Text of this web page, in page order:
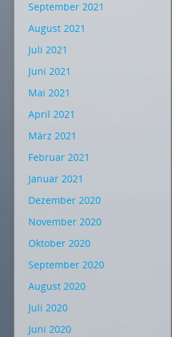
September 2021
August 2021
Juli 2021
Juni 2021
Mai 2021
April 2021
März 2021
Februar 2021
Januar 2021
Dezember 2020
November 2020
Oktober 2020
September 2020
August 2020
Juli 2020
Juni 2020